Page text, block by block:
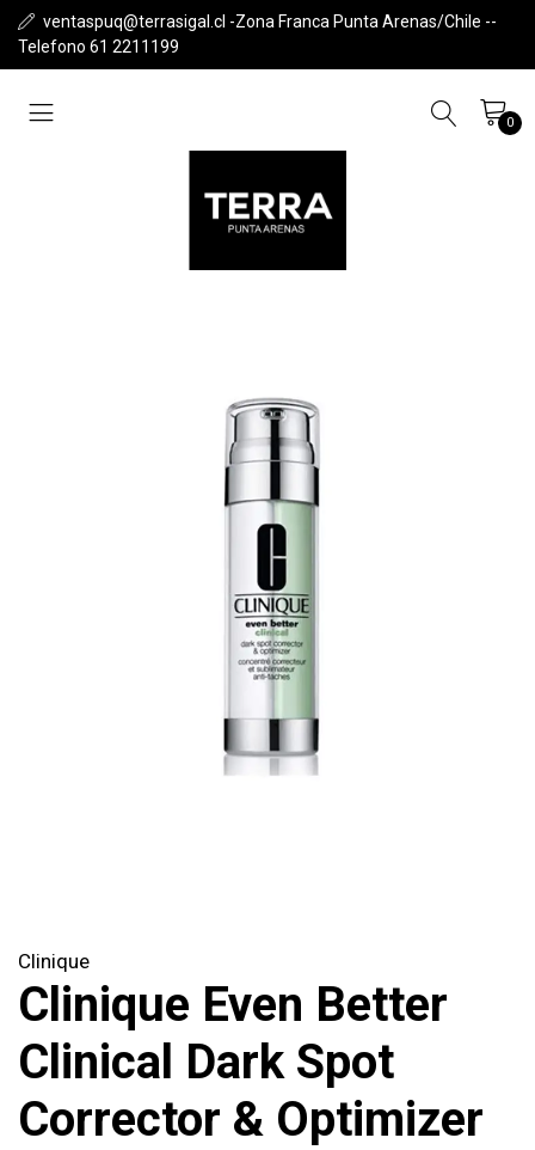
ventaspuq@terrasigal.cl -Zona Franca Punta Arenas/Chile --
Telefono 61 2211199
0
Clinique
Clinique Even Better
Clinical Dark Spot
Corrector & Optimizer